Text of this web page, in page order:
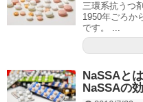
三環系抗うつ
1950年ごろか
です。 ...
NaSSAと
NaSSAの